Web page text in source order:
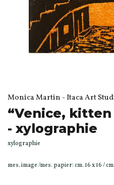
Monica Martin - Itaca Art
“Venice,
- xylographie
xylographie
mes. image /mes. papier: cm. 16 x 16 /